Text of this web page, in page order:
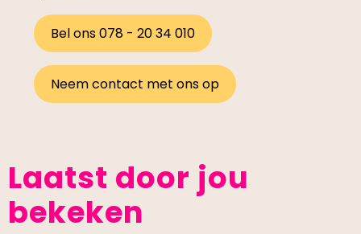
Bel ons 078 - 20 34 010
Neem contact met ons op
Laatst door jou
bekeken